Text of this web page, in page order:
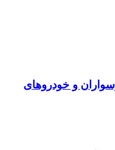
و خودروهای